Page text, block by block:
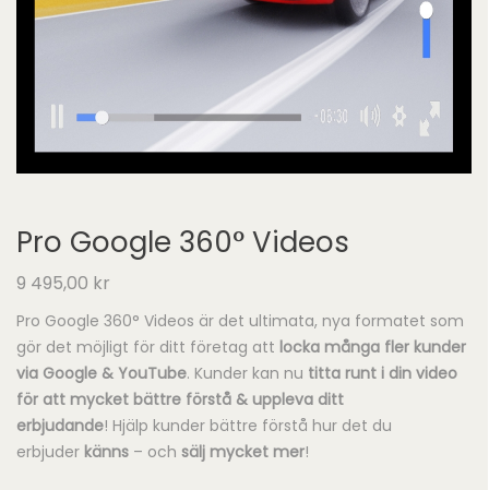
Pro Google 360° Videos
9 495,00 kr
Pro Google 360° Videos är det ultimata, nya formatet som
gör det möjligt för ditt företag att locka många fler kunder
via Google & YouTube. Kunder kan nu titta runt i din video
för att mycket bättre förstå & uppleva ditt
erbjudande! Hjälp kunder bättre förstå hur det du
erbjuder känns – och sälj mycket mer!